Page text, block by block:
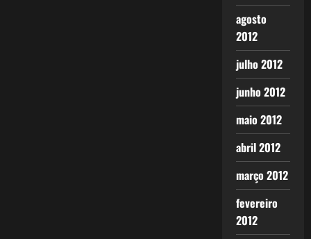
agosto
2012
julho 2012
junho 2012
maio 2012
abril 2012
março 2012
fevereiro
2012